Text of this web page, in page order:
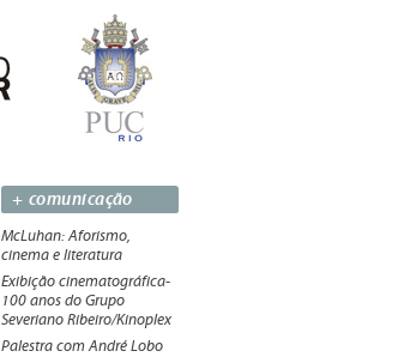
+ comunicação
McLuhan: Aforismo,
cinema e literatura
Exibição cinematográfica-
100 anos do Grupo
Severiano Ribeiro/Kinoplex
Palestra com André Lobo